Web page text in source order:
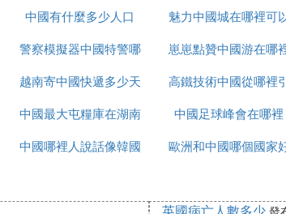
中國有什麼多少人口
魅力中國城在哪裡可
看
警察模擬器中國特警哪
裡下載
崽崽點贊中國游在哪
越南寄中國快遞多少天
高鐵技術中國從哪裡
進
中國最大屯糧庫在湖南
哪裡
中國足球峰會在哪裡
中國哪裡人說話像韓國
歐洲和中國哪個國家
發